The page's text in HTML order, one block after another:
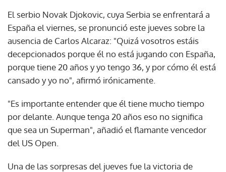
El serbio Novak Djokovic, cuya Serbia se enfrentará a
España el viernes, se pronunció este jueves sobre la
ausencia de Carlos Alcaraz: "Quizá vosotros estáis
decepcionados porque él no está jugando con España,
porque tiene 20 años y yo tengo 36, y por cómo él está
cansado y yo no", afirmó irónicamente.
"Es importante entender que él tiene mucho tiempo
por delante. Aunque tenga 20 años eso no significa
que sea un Superman", añadió el flamante vencedor
del US Open.
Una de las sorpresas del jueves fue la victoria de